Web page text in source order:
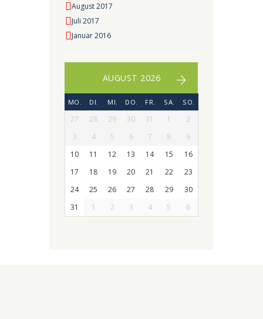
August 2017
Juli 2017
Januar 2016
AUGUST 2026
MO. DI. MI. DO. FR. SA. SO.
27 28 29 30 31 1
2
3
4 5 6 7 8
9
10
11 12 13 14 15
16
17
18 19 20 21 22
23
24
25 26 27 28 29
30
31
1 2 3 4 5 6